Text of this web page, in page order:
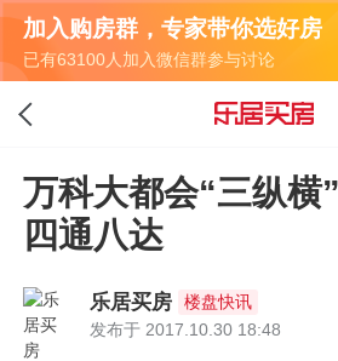
加入购房群，专家带你选好房
已有63100人加入微信群参与讨论
万科大都会“三纵横
四通八达
乐居买房
楼盘快讯
发布于 2017.10.30 18:48